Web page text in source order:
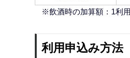
※飲酒時の加算額：1利
利用申込み方法